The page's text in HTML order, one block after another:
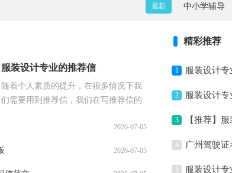
最新 中小学辅导
服装设计专业的推荐信
随着个人素质的提升，在很多情况下我
们需要用到推荐信，我们在写推荐信的
2026-07-05
2026-07-05
精彩推荐
1 服装设计专
2 服装设计专
3 【推荐】
4 广州驾驶证
5 服装设计